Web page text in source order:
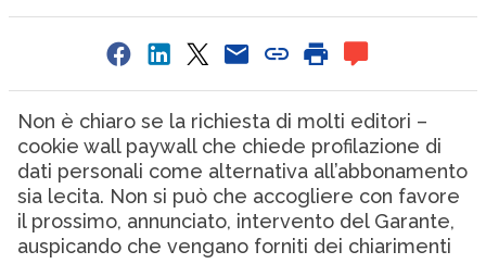
Non è chiaro se la richiesta di molti editori –
cookie wall paywall che chiede profilazione di
dati personali come alternativa all’abbonamento
sia lecita. Non si può che accogliere con favore
il prossimo, annunciato, intervento del Garante,
auspicando che vengano forniti dei chiarimenti